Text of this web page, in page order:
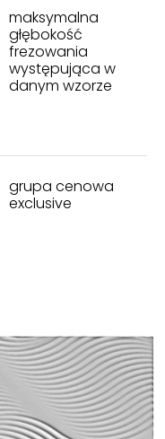
maksymalna
głębokość
frezowania
występująca w
danym wzorze
grupa cenowa
exclusive